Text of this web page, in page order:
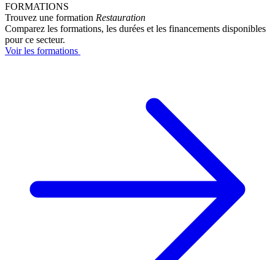
FORMATIONS
Trouvez une formation Restauration
Comparez les formations, les durées et les financements disponibles
pour ce secteur.
Voir les formations